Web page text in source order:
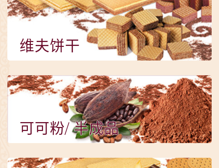
维夫饼干
可可粉/ 半成品